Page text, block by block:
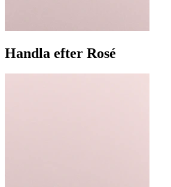
Handla efter Rosé